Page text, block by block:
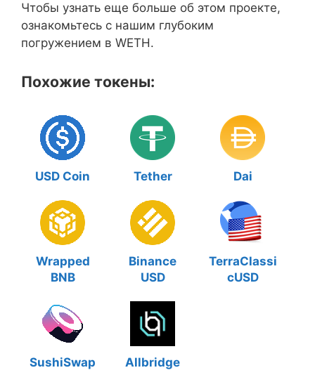
Чтобы узнать еще больше об этом проекте,
ознакомьтесь с нашим глубоким
погружением в WETH.
Похожие токены:
USD Coin Tether Dai
Wrapped
BNB
Binance
USD
TerraClassi
cUSD
SushiSwap Allbridge